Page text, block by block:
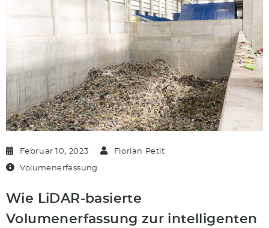
Februar 10, 2023 Florian Petit
Volumenerfassung
Wie LiDAR-basierte
Volumenerfassung zur intelligenten